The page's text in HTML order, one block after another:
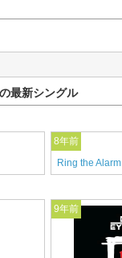
最新シングル
8年前
Ring the Alarm
9年前